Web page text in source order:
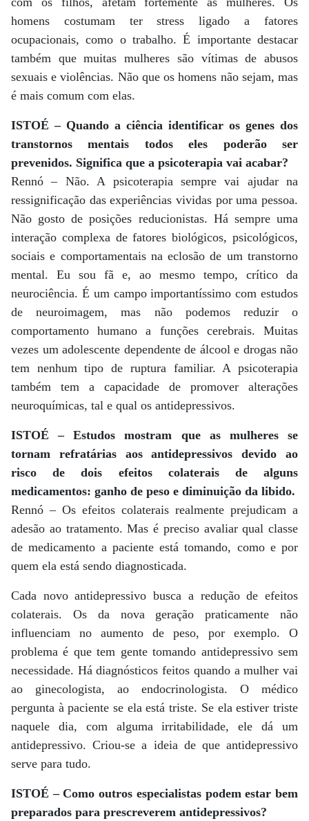
homens costumam ter stress ligado a fatores
ocupacionais, como o trabalho. É importante destacar
também que muitas mulheres são vítimas de abusos
sexuais e violências. Não que os homens não sejam, mas
é mais comum com elas.
ISTOÉ – Quando a ciência identificar os genes dos
transtornos mentais todos eles poderão ser
prevenidos. Significa que a psicoterapia vai acabar?
Rennó – Não. A psicoterapia sempre vai ajudar na
ressignificação das experiências vividas por uma pessoa.
Não gosto de posições reducionistas. Há sempre uma
interação complexa de fatores biológicos, psicológicos,
sociais e comportamentais na eclosão de um transtorno
mental. Eu sou fã e, ao mesmo tempo, crítico da
neurociência. É um campo importantíssimo com estudos
de neuroimagem, mas não podemos reduzir o
comportamento humano a funções cerebrais. Muitas
vezes um adolescente dependente de álcool e drogas não
tem nenhum tipo de ruptura familiar. A psicoterapia
também tem a capacidade de promover alterações
neuroquímicas, tal e qual os antidepressivos.
ISTOÉ – Estudos mostram que as mulheres se
tornam refratárias aos antidepressivos devido ao
risco de dois efeitos colaterais de alguns
medicamentos: ganho de peso e diminuição da libido.
Rennó – Os efeitos colaterais realmente prejudicam a
adesão ao tratamento. Mas é preciso avaliar qual classe
de medicamento a paciente está tomando, como e por
quem ela está sendo diagnosticada.
Cada novo antidepressivo busca a redução de efeitos
colaterais. Os da nova geração praticamente não
influenciam no aumento de peso, por exemplo. O
problema é que tem gente tomando antidepressivo sem
necessidade. Há diagnósticos feitos quando a mulher vai
ao ginecologista, ao endocrinologista. O médico
pergunta à paciente se ela está triste. Se ela estiver triste
naquele dia, com alguma irritabilidade, ele dá um
antidepressivo. Criou-se a ideia de que antidepressivo
serve para tudo.
ISTOÉ – Como outros especialistas podem estar bem
preparados para prescreverem antidepressivos?